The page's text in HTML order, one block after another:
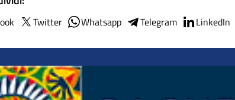
Twitter Whatsapp Telegram LinkedIn